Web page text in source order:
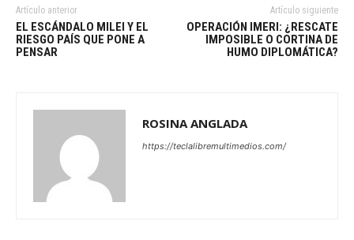
Artículo anterior
EL ESCÁNDALO MILEI Y EL
RIESGO PAÍS QUE PONE A
PENSAR
Artículo siguiente
OPERACIÓN IMERI: ¿RESCATE
IMPOSIBLE O CORTINA DE
HUMO DIPLOMÁTICA?
ROSINA ANGLADA
https://teclalibremultimedios.com/